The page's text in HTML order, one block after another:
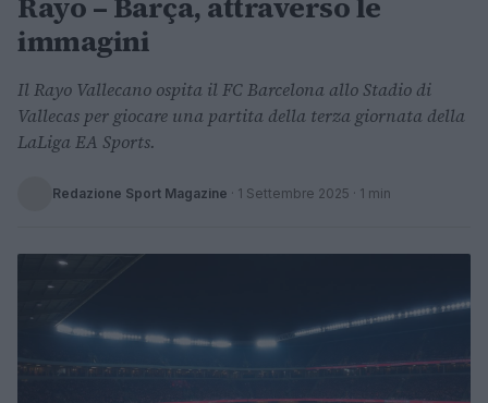
immagini
Il Rayo Vallecano ospita il FC Barcelona allo Stadio di
Vallecas per giocare una partita della terza giornata della
LaLiga EA Sports.
Redazione Sport Magazine · 1 Settembre 2025 · 1 min